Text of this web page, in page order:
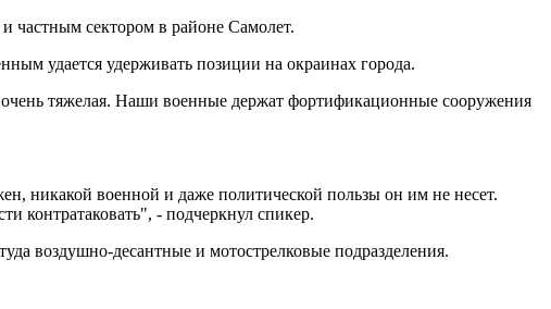
сектором в районе Самолет.
удается удерживать позиции на окраинах города.
тяжелая. Наши военные держат фортификационные сооружения
никакой военной и даже политической пользы он им не несет.
контратаковать", - подчеркнул спикер.
воздушно-десантные и мотострелковые подразделения.